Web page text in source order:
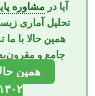
آیا در مشاوره
تحلیل آماری
همین حالا با
جامع و
همین